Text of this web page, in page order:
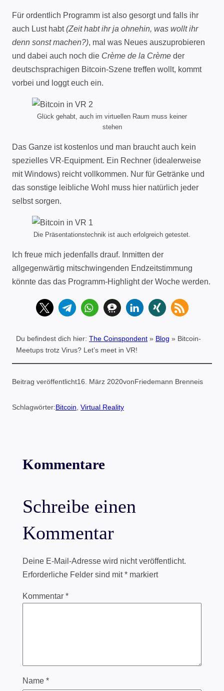
Für ordentlich Programm ist also gesorgt und falls ihr
auch Lust habt(Zeit habt ihr ja ohnehin, was wollt ihr
denn sonst machen?), mal was Neues auszuprobieren
und dabei auch noch die Crème de la Crème der
deutschsprachigen Bitcoin-Szene treffen wollt, kommt
vorbei und loggt euch ein.
Glück gehabt, auch im virtuellen Raum muss keiner
stehen
Das Ganze ist kostenlos und man braucht auch kein
spezielles VR-Equipment. Ein Rechner (idealerweise
mit Windows) reicht vollkommen. Nur für Getränke und
das sonstige leibliche Wohl muss hier natürlich jeder
selbst sorgen.
Die Präsentationstechnik ist auch erfolgreich getestet.
Ich freue mich jedenfalls drauf. Inmitten der
allgegenwärtig mitschwingenden Endzeitstimmung
könnte das das Programm-Highlight der Woche werden.
Du befindest dich hier: The Coinspondent » Blog » Bitcoin-
Meetups trotz Virus? Let’s meet in VR!
Beitrag veröffentlicht16. März 2020vonFriedemann Brenneis
Schlagwörter:Bitcoin, Virtual Reality
Kommentare
Schreibe einen
Kommentar
Deine E-Mail-Adresse wird nicht veröffentlicht.
Erforderliche Felder sind mit*markiert
Kommentar *
Name *